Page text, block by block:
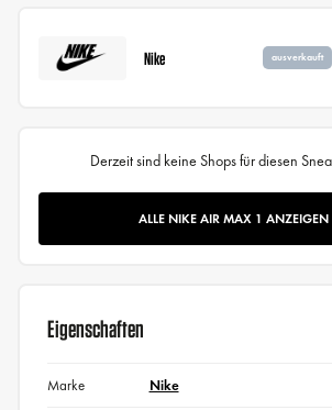
Nike ausverkauft
Derzeit sind keine Shops für diesen
ALLE NIKE AIR MAX 1 ANZEIGEN
Eigenschaften
Marke Nike